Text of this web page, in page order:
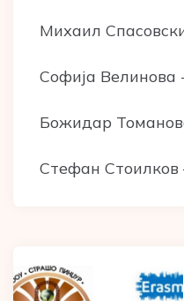
Михаил
Софија Велинова
Божидар
Стефан Стоилков
navigation